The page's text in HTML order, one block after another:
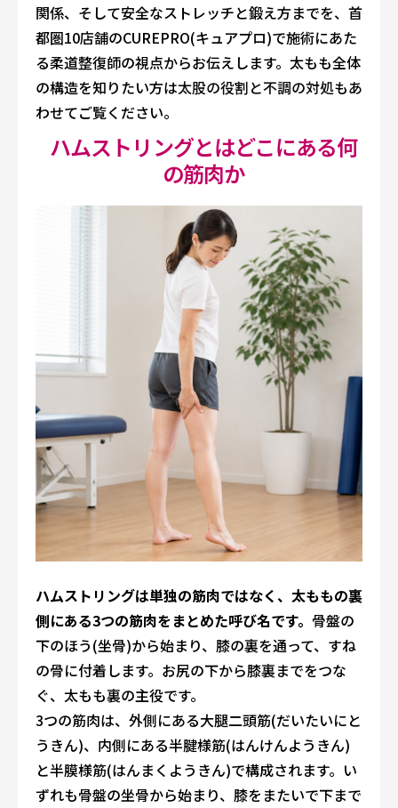
関係、そして安全なストレッチと鍛え方までを、首
都圏10店舗のCUREPRO(キュアプロ)で施術にあた
る柔道整復師の視点からお伝えします。太もも全体
の構造を知りたい方は太股の役割と不調の対処もあ
わせてご覧ください。
ハムストリングとはどこにある何
の筋肉か
ハムストリングは単独の筋肉ではなく、太ももの裏
側にある3つの筋肉をまとめた呼び名です。 骨盤の
下のほう(坐骨)から始まり、膝の裏を通って、すね
の骨に付着します。お尻の下から膝裏までをつな
ぐ、太もも裏の主役です。
3つの筋肉は、外側にある大腿二頭筋(だいたいにと
うきん)、内側にある半腱様筋(はんけんようきん)
と半膜様筋(はんまくようきん)で構成されます。い
ずれも骨盤の坐骨から始まり、膝をまたいで下まで